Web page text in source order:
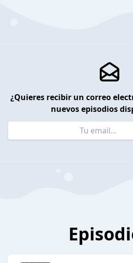
¿Quieres recibir un correo
nuevos episodios